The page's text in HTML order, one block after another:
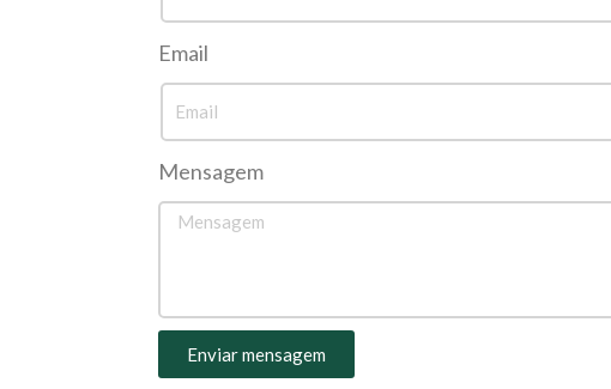
Email
Mensagem
Enviar mensagem